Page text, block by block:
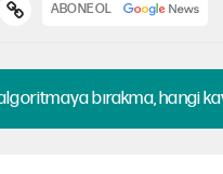
ABONE OL
bırakma, hangi